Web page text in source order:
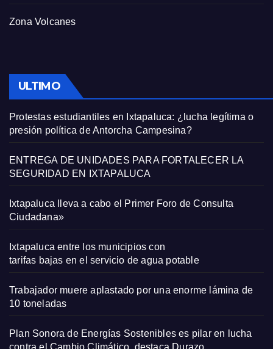
Zona Volcanes
ULTIMO
Protestas estudiantiles en Ixtapaluca: ¿lucha legítima o
presión política de Antorcha Campesina?
ENTREGA DE UNIDADES PARA FORTALECER LA
SEGURIDAD EN IXTAPALUCA
Ixtapaluca lleva a cabo el Primer Foro de Consulta
Ciudadana»
Ixtapaluca entre los municipios con
tarifas bajas en el servicio de agua potable
Trabajador muere aplastado por una enorme lámina de
10 toneladas
Plan Sonora de Energías Sostenibles es pilar en lucha